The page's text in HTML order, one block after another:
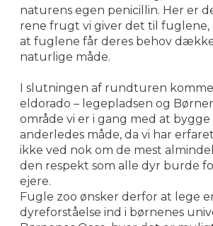
naturens egen penicillin. Her er
rene frugt vi giver det til fuglene,
at fuglene får deres behov
naturlige måde.
I slutningen af rundturen
eldorado – legepladsen og
område vi er i gang med at
anderledes måde, da vi har
ikke ved nok om de mest
den respekt som alle dyr burde
ejere.
Fugle zoo ønsker derfor at lege
dyreforståelse ind i børnenes